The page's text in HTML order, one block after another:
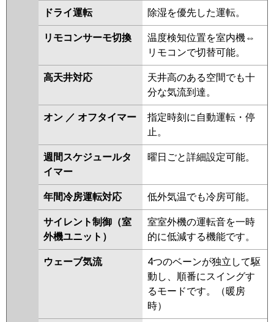
PA-P280U7GD PA-P280U7GDN
PA-P280U6GDB PA-P280U6GDNB
ドライ運転 除湿を優先した運転。
リモコンサーモ切換
温度検知位置を室内機⇔
リモコンで切替可能。
高天井対応
天井高のある空間でも十
分な気流到達。
オン ／ オフタイマー
指定時刻に自動運転・停
止。
週間スケジュールタ
イマー
曜日ごと詳細設定可能。
年間冷房運転対応 低外気温でも冷房可能。
サイレント制御（室
外機ユニット）
室室外機の運転音を一時
的に低減する機能です。
ウェーブ気流
4つのベーンが独立して駆
動し、順番にスイングす
るモードです。（暖房
時）